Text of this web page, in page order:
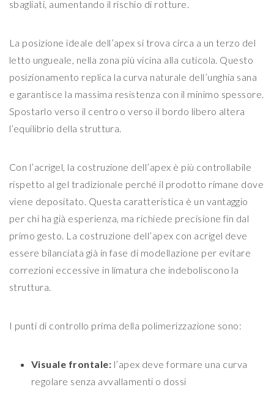
sbagliati, aumentando il rischio di rotture.
La posizione ideale dell’apex si trova circa a un terzo del
letto ungueale, nella zona più vicina alla cuticola. Questo
posizionamento replica la curva naturale dell’unghia sana
e garantisce la massima resistenza con il minimo spessore.
Spostarlo verso il centro o verso il bordo libero altera
l’equilibrio della struttura.
Con l’acrigel, la costruzione dell’apex è più controllabile
rispetto al gel tradizionale perché il prodotto rimane dove
viene depositato. Questa caratteristica è un vantaggio
per chi ha già esperienza, ma richiede precisione fin dal
primo gesto. La costruzione dell’apex con acrigel deve
essere bilanciata già in fase di modellazione per evitare
correzioni eccessive in limatura che indeboliscono la
struttura.
I punti di controllo prima della polimerizzazione sono:
Visuale frontale: l’apex deve formare una curva
regolare senza avvallamenti o dossi